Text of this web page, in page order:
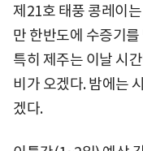
제21호 태풍 콩레이
만 한반도에 수증기
특히 제주는 이날 시
비가 오겠다. 밤에는
겠다.